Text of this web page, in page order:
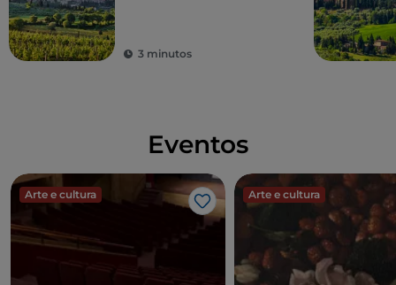
3 minutos
Eventos
Arte e cultura
Gosto
Arte e cultura